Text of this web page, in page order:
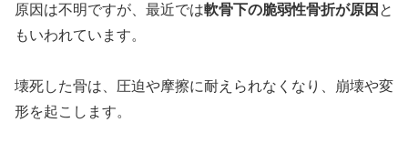
原因は不明ですが、最近では軟骨下の脆弱性骨折が原因 と
もいわれています。
壊死した骨は、圧迫や摩擦に耐えられなくなり、崩壊や変
形を起こします。